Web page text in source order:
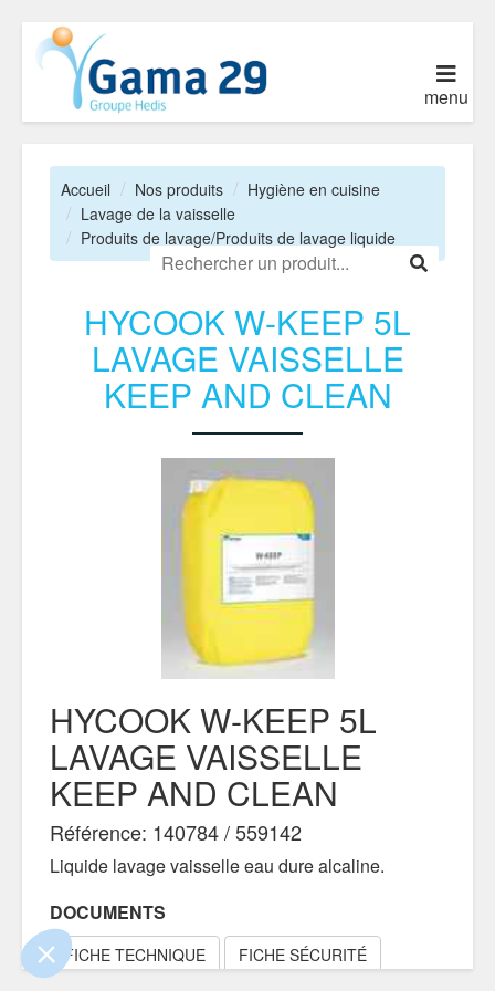
de ce site vous intéresse
aimerait bien vous accompagner
par
menu
Accueil Nos produits
Hygiène en cuisine
Lavage de la vaisselle
Produits de lavage/Produits de lavage liquide
HYCOOK W-KEEP 5L
LAVAGE VAISSELLE
KEEP AND CLEAN
HYCOOK W-KEEP 5L
LAVAGE VAISSELLE
KEEP AND CLEAN
Référence: 140784 / 559142
Liquide lavage vaisselle eau dure alcaline.
DOCUMENTS
FICHE TECHNIQUE FICHE SÉCURITÉ